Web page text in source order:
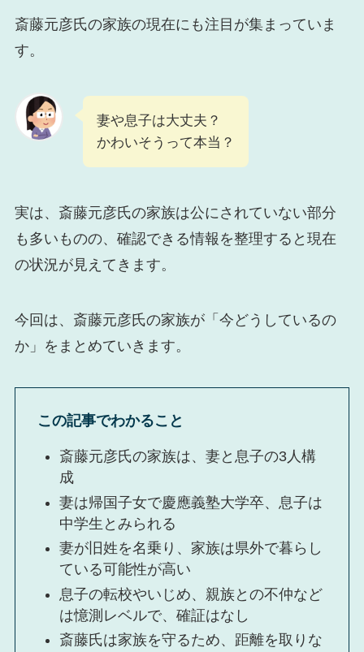
斎藤元彦氏の家族の現在にも注目が集まっていま
す。
妻や息子は大丈夫？
かわいそうって本当？
実は、斎藤元彦氏の家族は公にされていない部分
も多いものの、確認できる情報を整理すると現在
の状況が見えてきます。
今回は、斎藤元彦氏の家族が「今どうしているの
か」をまとめていきます。
この記事でわかること
斎藤元彦氏の家族は、妻と息子の3人構
成
妻は帰国子女で慶應義塾大学卒、息子は
中学生とみられる
妻が旧姓を名乗り、家族は県外で暮らし
ている可能性が高い
息子の転校やいじめ、親族との不仲など
は憶測レベルで、確証はなし
斎藤氏は家族を守るため、距離を取りな